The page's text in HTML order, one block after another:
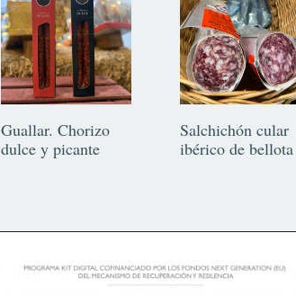
Guallar. Chorizo
dulce y picante
Salchichón cular
ibérico de bellota